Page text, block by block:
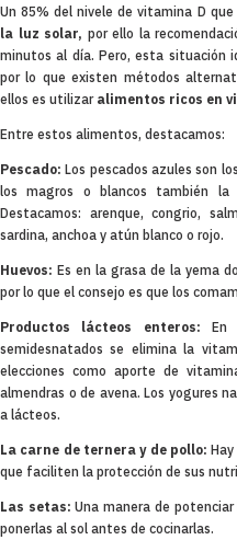
Un 85% del nivele de vitamina D
la luz solar, por ello la
minutos al día. Pero, esta situación
por lo que existen métodos
ellos es utilizaralimentos ricos en
Entre estos alimentos, destacamos:
Pescado: Los pescados azules son
los magros o blancos también la
Destacamos: arenque, congrio,
sardina, anchoa y atún blanco o rojo.
Huevos: Es en la grasa de la yema
por lo que el consejo es que los
Productos lácteos enteros: En
semidesnatados se elimina la
elecciones como aporte de
almendras o de avena. Los yogures
a lácteos.
La carne de ternera y de pollo:
que faciliten la protección de sus
Las setas:Una manera de
ponerlas al sol antes de cocinarlas.